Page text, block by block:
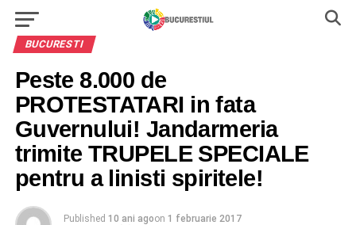
BUCURESTI
Peste 8.000 de
PROTESTATARI in fata
Guvernului! Jandarmeria
trimite TRUPELE SPECIALE
pentru a linisti spiritele!
Published 10 ani agoon 1 februarie 2017